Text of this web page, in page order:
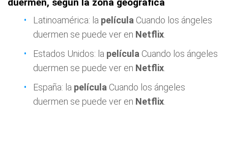
Latinoamérica: la película Cuando los ángeles
duermen se puede ver en Netflix
Estados Unidos: la película Cuando los ángeles
duermen se puede ver en Netflix
España: la película Cuando los ángeles
duermen se puede ver en Netflix